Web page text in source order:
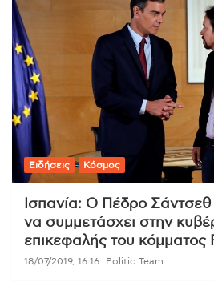
Ειδήσεις Κόσμος
Ισπανία: Ο Πέδρο
να συμμετάσχει στην
επικεφαλής του κόμματος
18/07/2019, 16:16 Politic Team